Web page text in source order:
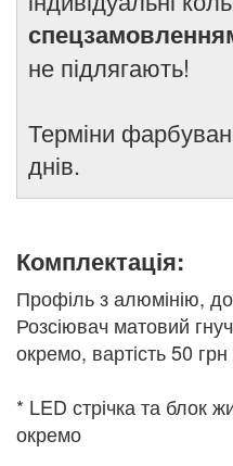
не підлягають!
Терміни
днів.
Комплектація:
Профіль з алюмінію,
Розсіювач матовий
окремо, вартість 50
* LED стрічка та блок
окремо